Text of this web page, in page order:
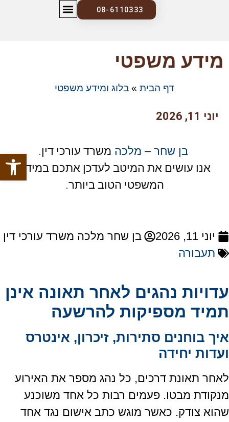
08-6110333
מידע משפטי
דף הבית » בלוג ומידע משפטי
יוני 11, 2026
בן שחר – מלכה משרד עורכי דין.
אנו עושים את המיטב לעדכן אתכם במידע
המשפטי הטוב ביותר.
יוני 11, 2026
בן שחר מלכה משרד עורכי דין
תעבורה
עדויות נהגים לאחר תאונה אינן
תמיד מספיקות להרשעה
איך בוחנים סתירות, זיכרון, אינטרס
ועדות יחידה
לאחר תאונת דרכים, כל נהג מספר את האירוע
מנקודת מבטו. פעמים רבות כל אחד משוכנע
שהוא צודק. כאשר מוגש כתב אישום נגד אחד
פתח